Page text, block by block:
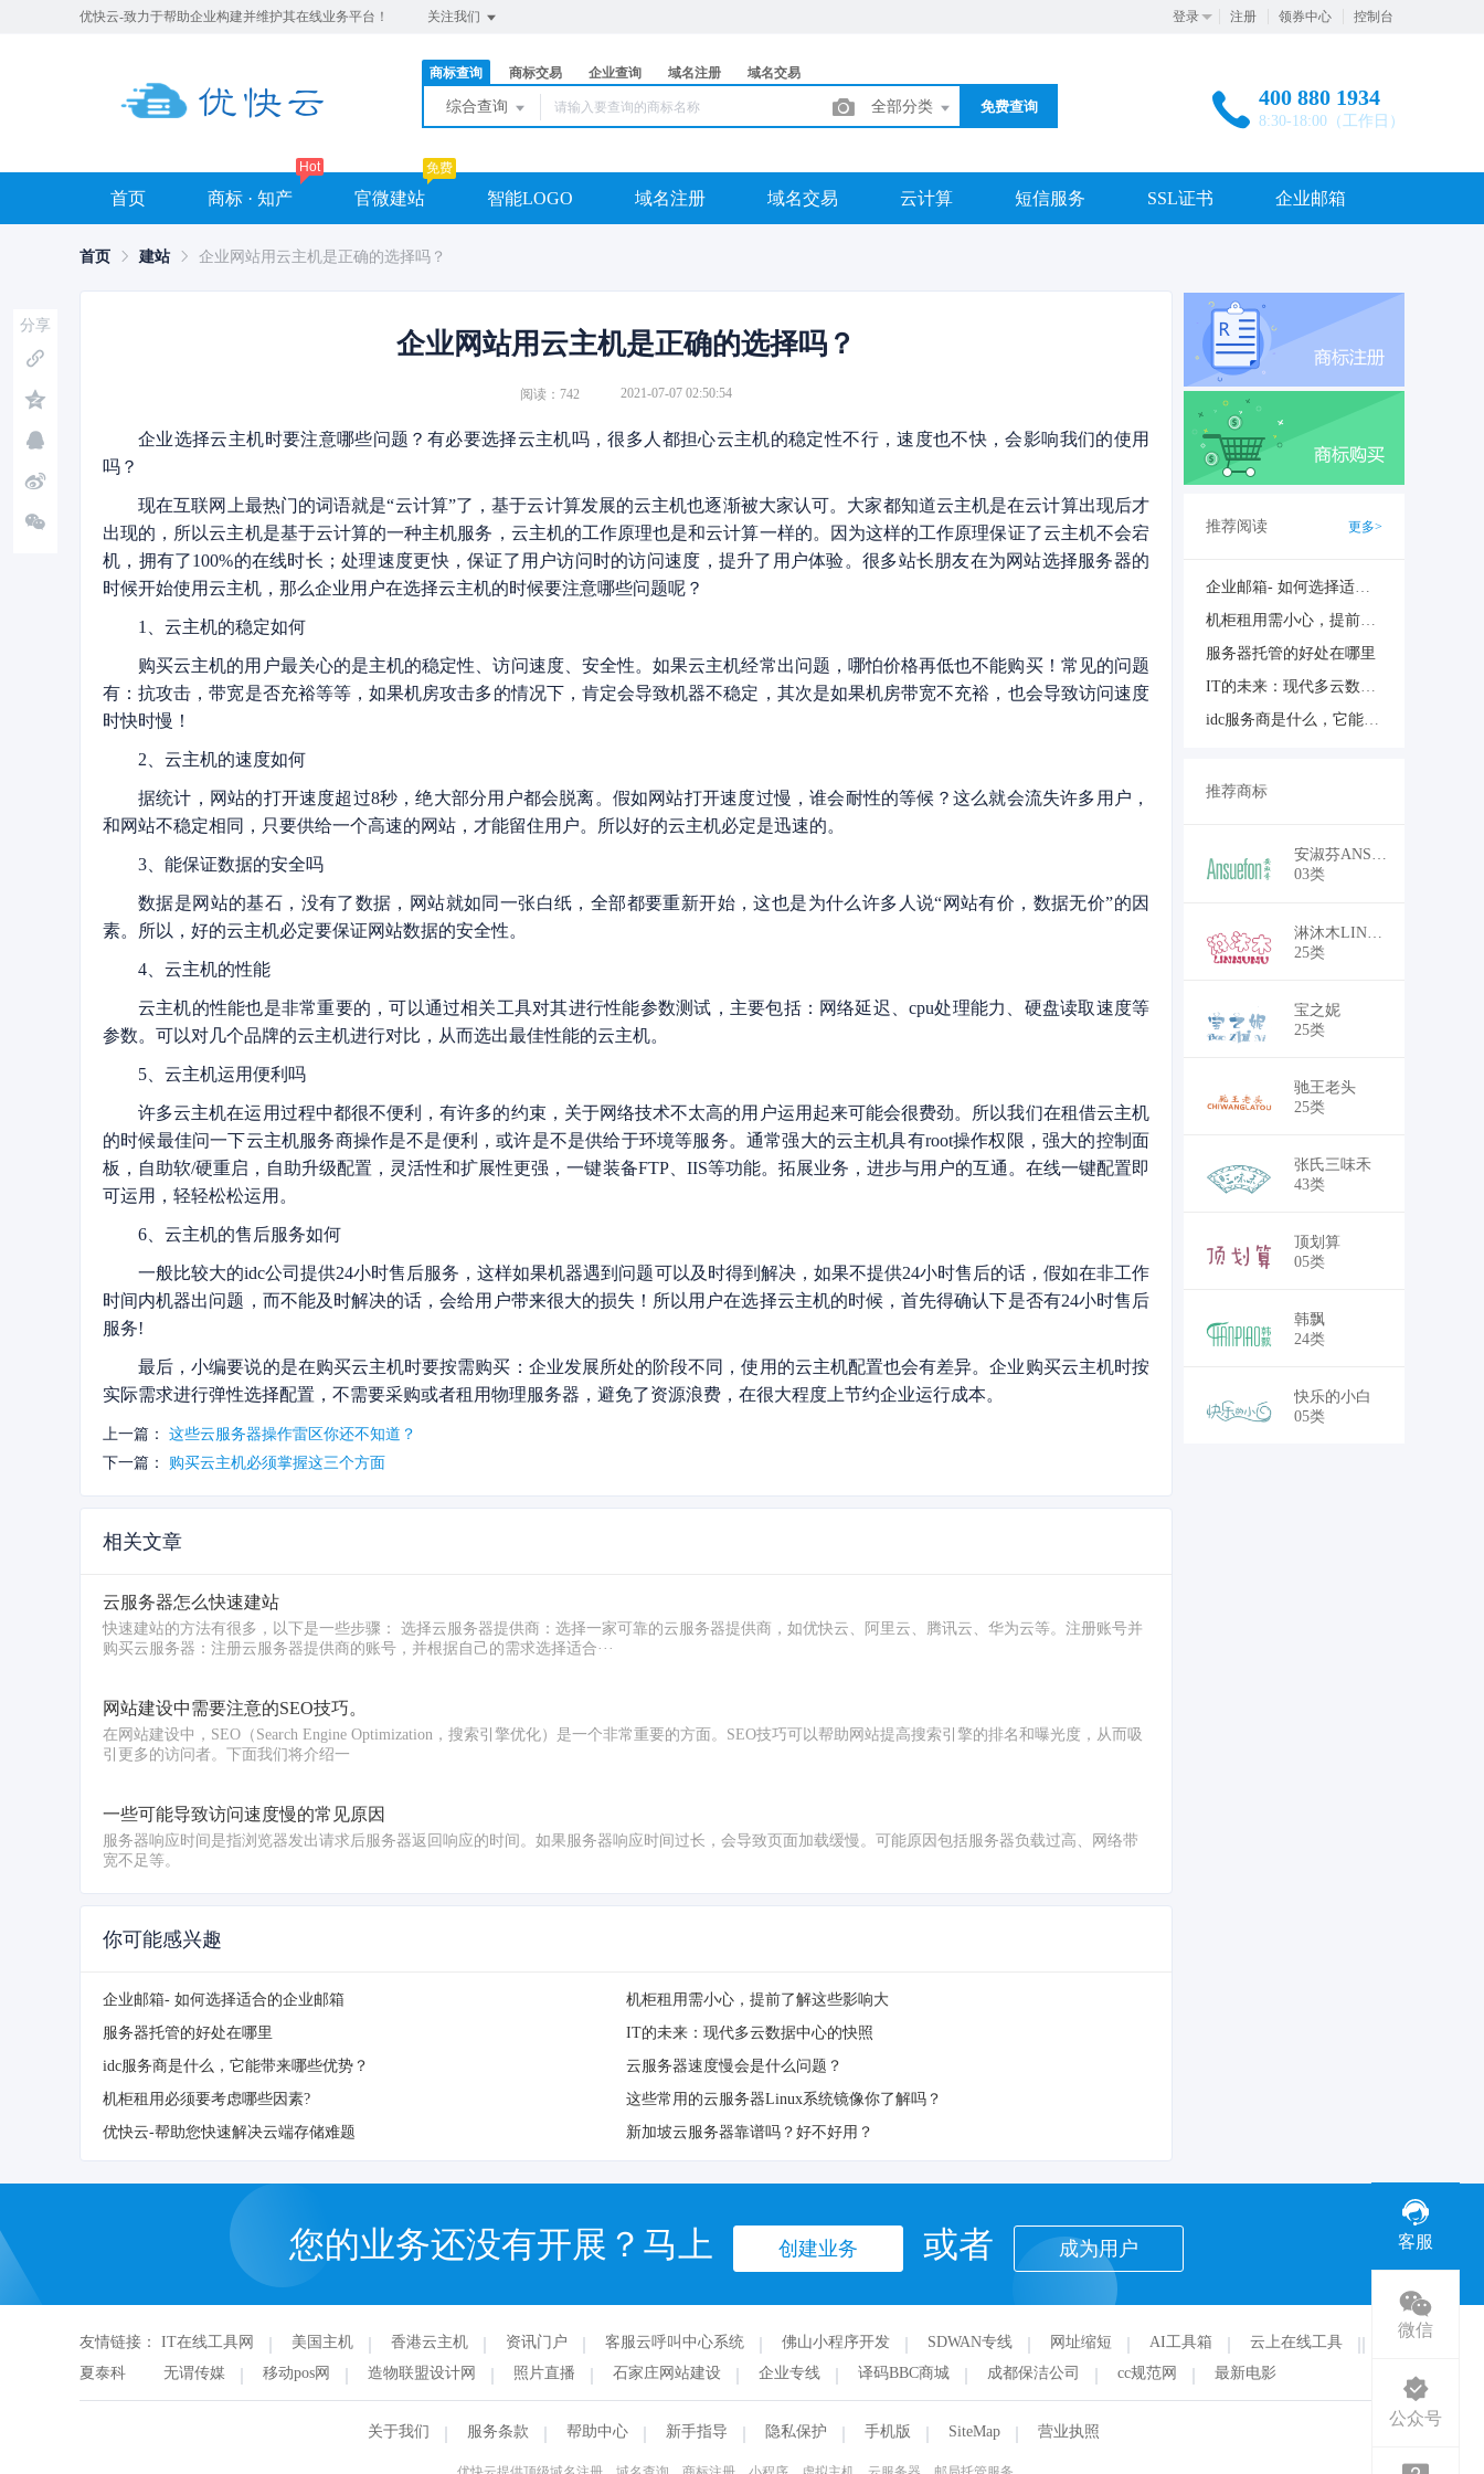
优快云-致力于帮助企业构建并维护其在线业务平台！ 关注我们 登录 注册 领券中心 控制台
商标查询 商标交易 企业查询 域名注册 域名交易
综合查询 全部分类 免费查询 400 880 1934
8:30-18:00（工作日）
首页 商标 · 知产
Hot
官微建站
免费
智能LOGO 域名注册 域名交易 云计算 短信服务 SSL证书 企业邮箱
首页 建站 企业网站用云主机是正确的选择吗？
企业网站用云主机是正确的选择吗？
阅读：742 2021-07-07 02:50:54
企业选择云主机时要注意哪些问题？有必要选择云主机吗，很多人都担心云主机的稳定性不行，速度也不快，会影响我们的使用
吗？
现在互联网上最热门的词语就是“云计算”了，基于云计算发展的云主机也逐渐被大家认可。大家都知道云主机是在云计算出现后才
出现的，所以云主机是基于云计算的一种主机服务，云主机的工作原理也是和云计算一样的。因为这样的工作原理保证了云主机不会宕
机，拥有了100%的在线时长；处理速度更快，保证了用户访问时的访问速度，提升了用户体验。很多站长朋友在为网站选择服务器的
时候开始使用云主机，那么企业用户在选择云主机的时候要注意哪些问题呢？
1、云主机的稳定如何
购买云主机的用户最关心的是主机的稳定性、访问速度、安全性。如果云主机经常出问题，哪怕价格再低也不能购买！常见的问题
有：抗攻击，带宽是否充裕等等，如果机房攻击多的情况下，肯定会导致机器不稳定，其次是如果机房带宽不充裕，也会导致访问速度
时快时慢！
2、云主机的速度如何
据统计，网站的打开速度超过8秒，绝大部分用户都会脱离。假如网站打开速度过慢，谁会耐性的等候？这么就会流失许多用户，
和网站不稳定相同，只要供给一个高速的网站，才能留住用户。所以好的云主机必定是迅速的。
3、能保证数据的安全吗
数据是网站的基石，没有了数据，网站就如同一张白纸，全部都要重新开始，这也是为什么许多人说“网站有价，数据无价”的因
素。所以，好的云主机必定要保证网站数据的安全性。
4、云主机的性能
云主机的性能也是非常重要的，可以通过相关工具对其进行性能参数测试，主要包括：网络延迟、cpu处理能力、硬盘读取速度等
参数。可以对几个品牌的云主机进行对比，从而选出最佳性能的云主机。
5、云主机运用便利吗
许多云主机在运用过程中都很不便利，有许多的约束，关于网络技术不太高的用户运用起来可能会很费劲。所以我们在租借云主机
的时候最佳问一下云主机服务商操作是不是便利，或许是不是供给于环境等服务。通常强大的云主机具有root操作权限，强大的控制面
板，自助软/硬重启，自助升级配置，灵活性和扩展性更强，一键装备FTP、IIS等功能。拓展业务，进步与用户的互通。在线一键配置即
可运用，轻轻松松运用。
6、云主机的售后服务如何
一般比较大的idc公司提供24小时售后服务，这样如果机器遇到问题可以及时得到解决，如果不提供24小时售后的话，假如在非工作
时间内机器出问题，而不能及时解决的话，会给用户带来很大的损失！所以用户在选择云主机的时候，首先得确认下是否有24小时售后
服务!
最后，小编要说的是在购买云主机时要按需购买：企业发展所处的阶段不同，使用的云主机配置也会有差异。企业购买云主机时按
实际需求进行弹性选择配置，不需要采购或者租用物理服务器，避免了资源浪费，在很大程度上节约企业运行成本。
上一篇：
这些云服务器操作雷区你还不知道？
下一篇：
购买云主机必须掌握这三个方面
相关文章
云服务器怎么快速建站
快速建站的方法有很多，以下是一些步骤： 选择云服务器提供商：选择一家可靠的云服务器提供商，如优快云、阿里云、腾讯云、华为云等。注册账号并
购买云服务器：注册云服务器提供商的账号，并根据自己的需求选择适合···
网站建设中需要注意的SEO技巧。
在网站建设中，SEO（Search Engine Optimization，搜索引擎优化）是一个非常重要的方面。SEO技巧可以帮助网站提高搜索引擎的排名和曝光度，从而吸
引更多的访问者。下面我们将介绍一
一些可能导致访问速度慢的常见原因
服务器响应时间是指浏览器发出请求后服务器返回响应的时间。如果服务器响应时间过长，会导致页面加载缓慢。可能原因包括服务器负载过高、网络带
宽不足等。
你可能感兴趣
企业邮箱- 如何选择适合的企业邮箱
机柜租用需小心，提前了解这些影响大
服务器托管的好处在哪里
IT的未来：现代多云数据中心的快照
idc服务商是什么，它能带来哪些优势？
云服务器速度慢会是什么问题？
机柜租用必须要考虑哪些因素?
这些常用的云服务器Linux系统镜像你了解吗？
优快云-帮助您快速解决云端存储难题
新加坡云服务器靠谱吗？好不好用？
推荐阅读 更多>
企业邮箱- 如何选择适合的企业邮箱
机柜租用需小心，提前了解这些影响大
服务器托管的好处在哪里
IT的未来：现代多云数据中心的快照
idc服务商是什么，它能带来哪些优势？
推荐商标
安淑芬ANSUEFON
03类
￥22,100
淋沐木LINMUMU
25类
￥19,500
宝之妮
25类
￥22,100
驰王老头
25类
￥22,100
张氏三味禾
43类
￥35,750
顶划算
05类
￥35,750
韩飘
24类
￥33,150
快乐的小白
05类
￥35,750
分享
您的业务还没有开展？马上 创建业务 或者 成为用户
友情链接： IT在线工具网 美国主机 香港云主机 资讯门户 客服云呼叫中心系统 佛山小程序开发 SDWAN专线 网址缩短 AI工具箱 云上在线工具
夏泰科
无谓传媒 移动pos网 造物联盟设计网 照片直播 石家庄网站建设 企业专线 译码BBC商城 成都保洁公司 cc规范网 最新电影
关于我们 服务条款 帮助中心 新手指导 隐私保护 手机版 SiteMap 营业执照
客服
微信
公众号